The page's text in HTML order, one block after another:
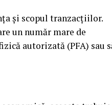
și scopul tranzacțiilor.
un număr mare de
autorizată (PFA) sau